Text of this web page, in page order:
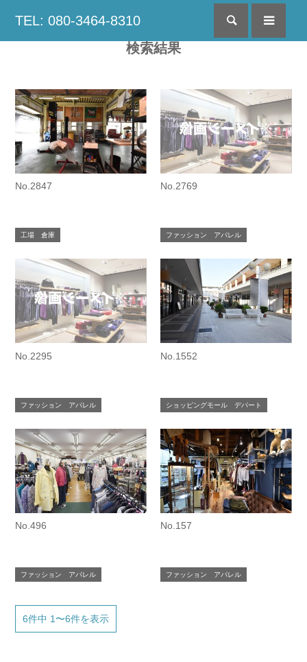
TEL: 080-3464-8310 検索
検索結果
No.2847
工場 倉庫
No.2769
ファッション アパレル
No.2295
ファッション アパレル
No.1552
ショッピングモール デパート
No.496
ファッション アパレル
No.157
ファッション アパレル
6件中 1〜6件を表示